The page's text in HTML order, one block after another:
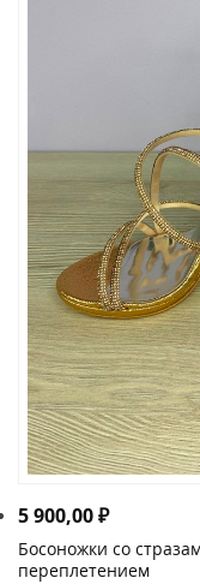
5 900,00₽
Босоножки со
переплетением